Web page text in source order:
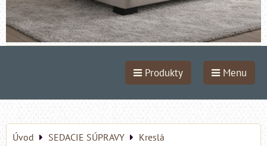
Produkty Menu
Úvod SEDACIE SÚPRAVY Kreslá